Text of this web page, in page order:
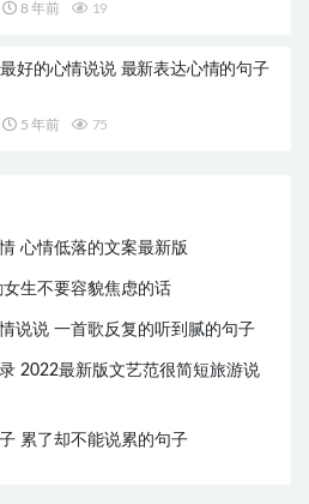
8 年前 19
好的心情说说 最新表达心情的句子
5 年前 75
心情低落的文案最新版
生不要容貌焦虑的话
说说 一首歌反复的听到腻的句子
2022最新版文艺范很简短旅游说
累了却不能说累的句子